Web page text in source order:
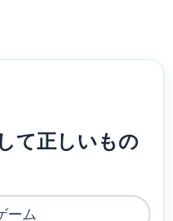
て正しいもの
ーム